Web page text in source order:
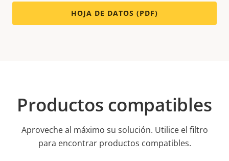
HOJA DE DATOS (PDF)
Productos compatibles
Aproveche al máximo su solución. Utilice el filtro
para encontrar productos compatibles.